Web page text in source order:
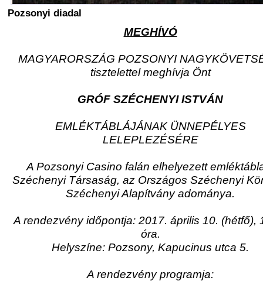
Pozsonyi diadal
MEGHÍVÓ
MAGYARORSZÁG POZSONYI
tisztelettel meghívja Önt
GRÓF SZÉCHENYI ISTVÁN
EMLÉKTÁBLÁJÁNAK ÜNNEPÉLYES
LELEPLEZÉSÉRE
A Pozsonyi Casino falán elhelyezett
Széchenyi Társaság, az Országos Széchenyi
Széchenyi Alapítvány adománya.
A rendezvény időpontja: 2017. április 10. (hétfő),
óra.
Helyszíne: Pozsony, Kapucinus utca 5.
A rendezvény programja: